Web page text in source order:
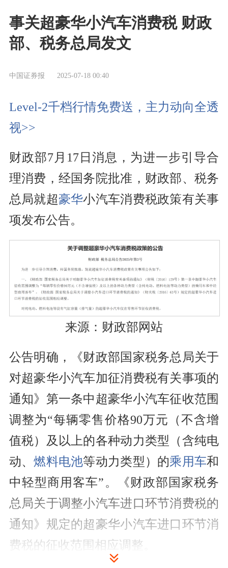
事关超豪华小汽车消费税 财政
部、税务总局发文
中国证券报 2025-07-18 00:40
Level-2千档行情免费送，主力动向全透
视>>
财政部7月17日消息，为进一步引导合
理消费，经国务院批准，财政部、税务
总局就超豪华小汽车消费税政策有关事
项发布公告。
来源：财政部网站
公告明确，《财政部国家税务总局关于
对超豪华小汽车加征消费税有关事项的
通知》第一条中超豪华小汽车征收范围
调整为“每辆零售价格90万元（不含增
值税）及以上的各种动力类型（含纯电
动、燃料电池等动力类型）的乘用车和
中轻型商用客车”。《财政部国家税务
总局关于调整小汽车进口环节消费税的
通知》规定的超豪华小汽车进口环节消
费税的征收范围相应调整。